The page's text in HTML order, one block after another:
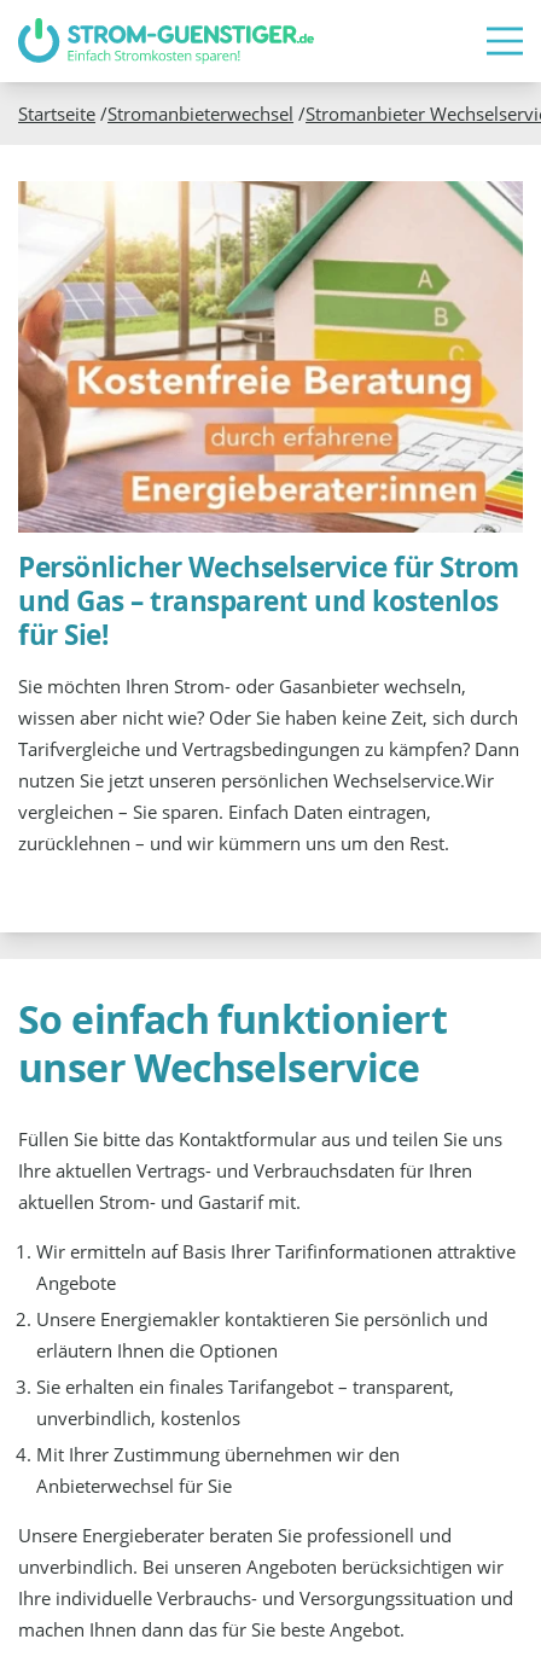
Startseite /Stromanbieterwechsel /Stromanbieter
Persönlicher Wechselservice für Strom
und Gas – transparent und kostenlos
für Sie!
Sie möchten Ihren Strom- oder Gasanbieter wechseln,
wissen aber nicht wie? Oder Sie haben keine Zeit, sich durch
Tarifvergleiche und Vertragsbedingungen zu kämpfen? Dann
nutzen Sie jetzt unseren persönlichen Wechselservice.Wir
vergleichen – Sie sparen. Einfach Daten eintragen,
zurücklehnen – und wir kümmern uns um den Rest.
So einfach funktioniert
unser Wechselservice
Füllen Sie bitte das Kontaktformular aus und teilen Sie uns
Ihre aktuellen Vertrags- und Verbrauchsdaten für Ihren
aktuellen Strom- und Gastarif mit.
Wir ermitteln auf Basis Ihrer Tarifinformationen attraktive
Angebote
Unsere Energiemakler kontaktieren Sie persönlich und
erläutern Ihnen die Optionen
Sie erhalten ein finales Tarifangebot – transparent,
unverbindlich, kostenlos
Mit Ihrer Zustimmung übernehmen wir den
Anbieterwechsel für Sie
Unsere Energieberater beraten Sie professionell und
unverbindlich. Bei unseren Angeboten berücksichtigen wir
Ihre individuelle Verbrauchs- und Versorgungssituation und
machen Ihnen dann das für Sie beste Angebot.